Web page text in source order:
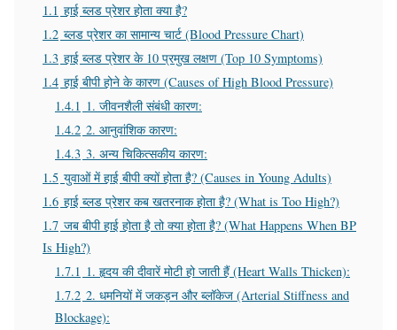
1.1 हाई ब्लड प्रेशर होता क्या है?
1.2 ब्लड प्रेशर का सामान्य चार्ट (Blood Pressure Chart)
1.3 हाई ब्लड प्रेशर के 10 प्रमुख लक्षण (Top 10 Symptoms)
1.4 हाई बीपी होने के कारण (Causes of High Blood Pressure)
1.4.1 1. जीवनशैली संबंधी कारण:
1.4.2 2. आनुवांशिक कारण:
1.4.3 3. अन्य चिकित्सकीय कारण:
1.5 युवाओं में हाई बीपी क्यों होता है? (Causes in Young Adults)
1.6 हाई ब्लड प्रेशर कब खतरनाक होता है? (What is Too High?)
1.7 जब बीपी हाई होता है तो क्या होता है? (What Happens When BP
Is High?)
1.7.1 1. हृदय की दीवारें मोटी हो जाती हैं (Heart Walls Thicken):
1.7.2 2. धमनियों में जकड़न और ब्लॉकेज (Arterial Stiffness and
Blockage):